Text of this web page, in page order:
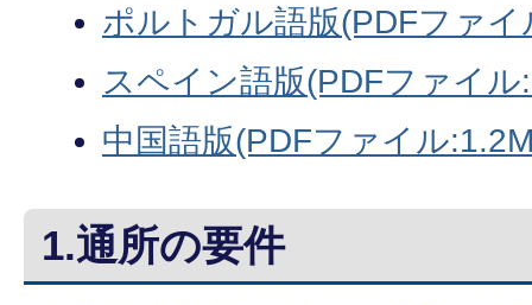
ポルトガル語版(PDFファイ
スペイン語版(PDFファイル
中国語版(PDFファイル
1.通所の要件